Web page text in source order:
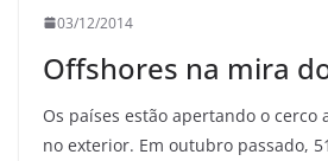
03/12/2014
Offshores na mira
Os países estão apertando o cerco
no exterior. Em outubro passado,